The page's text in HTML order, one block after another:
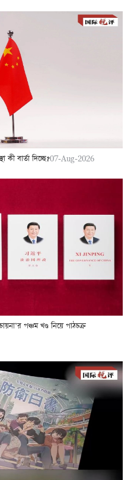
কী বার্তা দিচ্ছে?07-Aug-2026
পঞ্চম খণ্ড নিয়ে পাঠচক্র